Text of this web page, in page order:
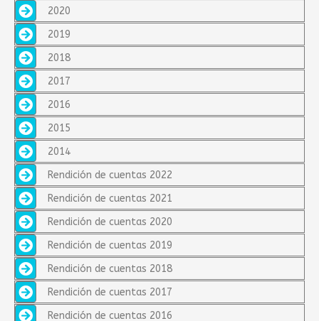
2020
2019
2018
2017
2016
2015
2014
Rendición de cuentas 2022
Rendición de cuentas 2021
Rendición de cuentas 2020
Rendición de cuentas 2019
Rendición de cuentas 2018
Rendición de cuentas 2017
Rendición de cuentas 2016